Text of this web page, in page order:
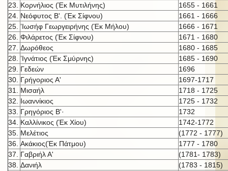
23.
Κορνήλιος (Έκ Μυτιλήνης)
1655 - 1661
24. Νεόφυτος Β'. (Έκ Σίφνου)
1661 - 1666
25. ’Ιωσήφ Γεωργειρήνης (Έκ Μήλου)
1666 - 1671
26. Φιλάρετος (Έκ Σίφνου)
1671 - 1680
27. Δωρόθεος
1680 - 1685
28.
’Ιγνάτιος (Έκ Σμύρνης)
1685 - 1690
29. Γεδεών
1696
30. Γρήγοριος Α'
1697-1717
31.
Μισαήλ
1718 - 1725
32.
Ιωαννίκιος
1725 - 1732
33.
Γρηγόριος Β'·
1732
34. Καλλίνικος (Έκ Χίου)
1742-1772
35. Μελέτιος
(1772 - 1777)
36. Ακάκιος(Έκ Πάτμου)
1777 - 1780
37.
Γαβριήλ Α'
(1781- 1783)
38. Δανιήλ
(1783 - 1815)